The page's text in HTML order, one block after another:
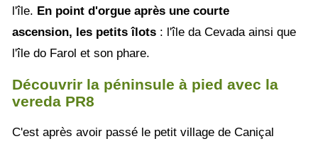
l'île. En point d'orgue après une courte
ascension, les petits îlots: l'île da Cevada ainsi que
l'île do Farol et son phare.
Découvrir la péninsule à pied avec la
vereda PR8
C'est après avoir passé le petit village de Caniçal